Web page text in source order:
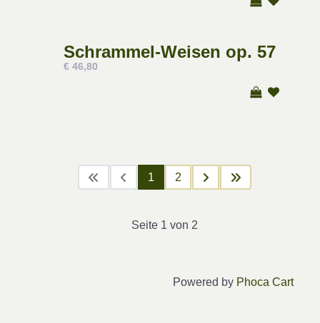
Schrammel-Weisen op. 57
€ 46,80
1 2
Seite 1 von 2
Powered by Phoca Cart